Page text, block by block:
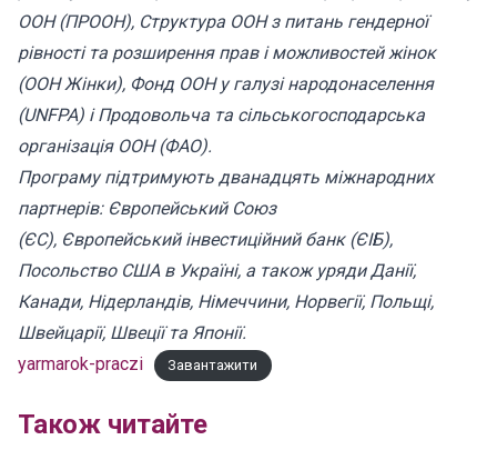
ООН (ПРООН), Структура ООН з питань гендерної
рівності та розширення прав і можливостей жінок
(ООН Жінки), Фонд ООН у галузі народонаселення
(UNFPA) і Продовольча та сільськогосподарська
організація ООН (ФАО).
Програму підтримують дванадцять міжнародних
партнерів: Європейський Союз
(ЄС), Європейський інвестиційний банк (ЄІБ),
Посольство США в Україні, а також уряди Данії,
Канади, Нідерландів, Німеччини, Норвегії, Польщі,
Швейцарії, Швеції та Японії.
yarmarok-praczi
Завантажити
Також читайте